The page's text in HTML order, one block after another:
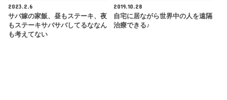
2023.2.6
サバ嫁の家飯、昼もステーキ、夜
もステーキサバサバしてるななん
も考えてない
2019.10.28
自宅に居ながら世界中の人を遠隔
治療できる♪